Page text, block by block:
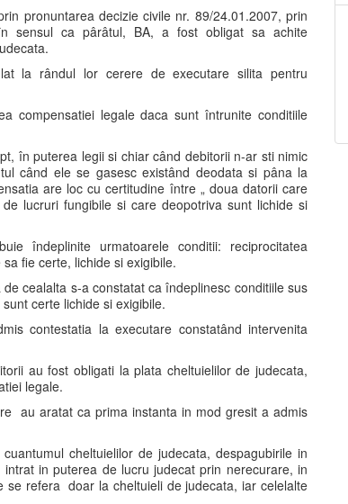
pronuntarea decizie civile nr. 89/24.01.2007, prin
sensul ca pârâtul, BA, a fost obligat sa achite
la rândul lor cerere de executare silita pentru
compensatiei legale daca sunt întrunite conditiile
în puterea legii si chiar când debitorii n-ar sti nimic
când ele se gasesc existând deodata si pâna la
are loc cu certitudine între „ doua datorii care
lucruri fungibile si care deopotriva sunt lichide si
îndeplinite urmatoarele conditii: reciprocitatea
fie certe, lichide si exigibile.
cealalta s-a constatat ca îndeplinesc conditiile sus
certe lichide si exigibile.
contestatia la executare constatând intervenita
au fost obligati la plata cheltuielilor de judecata,
legale.
au aratat ca prima instanta in mod gresit a admis
cheltuielilor de judecata, despagubirile in
in puterea de lucru judecat prin nerecurare, in
se refera doar la cheltuieli de judecata, iar celelalte